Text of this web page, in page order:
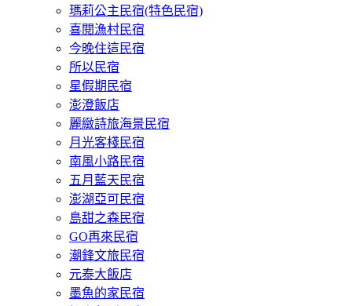
瑪莉公主民宿(特色民宿)
喜閱漁村民宿
今晚住這民宿
所以民宿
星假期民宿
澎澄飯店
麗緻詩旅海景民宿
月光客棧民宿
南風小路民宿
五月藍天民宿
澎湖亞可民宿
島甜之森民宿
GO再來民宿
潮鋒文旅民宿
元泰大飯店
墨魚的家民宿